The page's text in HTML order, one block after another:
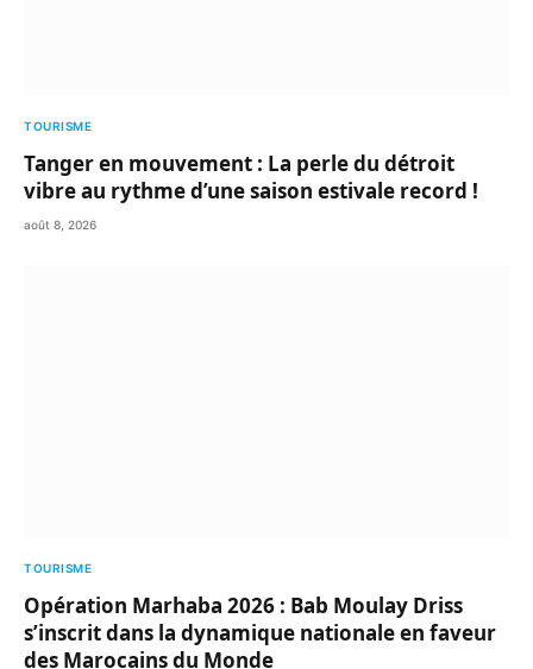
TOURISME
Tanger en mouvement : La perle du détroit
vibre au rythme d’une saison estivale record !
août 8, 2026
TOURISME
Opération Marhaba 2026 : Bab Moulay Driss
s’inscrit dans la dynamique nationale en faveur
des Marocains du Monde